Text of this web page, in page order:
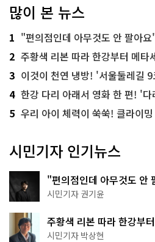
많이 본 뉴스
1 "편의점인데 아무것도 안 팔아요" 서울
2 주황색 리본 따라 한강부터 메타세쿼이
3 이것이 천연 냉방! '서울둘레길
4 한강 다리 아래서 영화 한 편! '
5 우리 아이 체력이 쑥쑥! 클라이
시민기자 인기뉴스
"편의점인데 아무것도 안
한 편의점의 정체
시민기자 권기윤
주황색 리본 따라 한강부
서울둘레길 15코스
시민기자 박상현